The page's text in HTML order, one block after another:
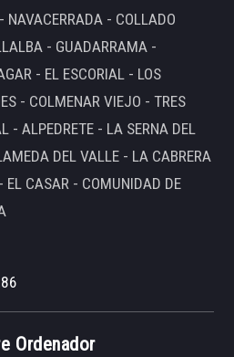
NAVACERRADA - COLLADO
- GUADARRAMA -
- EL ESCORIAL - LOS
- COLMENAR VIEJO - TRES
- ALPEDRETE - LA SERNA DEL
DEL VALLE - LA CABRERA
EL CASAR - COMUNIDAD DE
Ordenador